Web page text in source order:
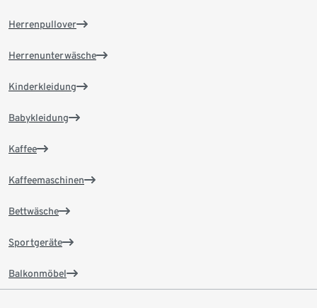
Herrenpullover
Herrenunterwäsche
Kinderkleidung
Babykleidung
Kaffee
Kaffeemaschinen
Bettwäsche
Sportgeräte
Balkonmöbel